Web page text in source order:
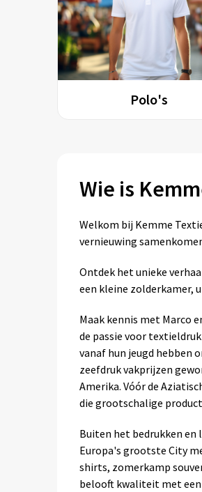
Polo's
Wie is
Welkom bij Kemme
vernieuwing
Ontdek het unieke
een kleine zolderkamer,
Maak kennis met Marco
de passie voor
vanaf hun jeugd hebben
zeefdruk vakprijzen
Amerika. Vóór de
die grootschalige
Buiten het bedrukken en
Europa's grootste City
shirts, zomerkamp
belooft kwaliteit met een